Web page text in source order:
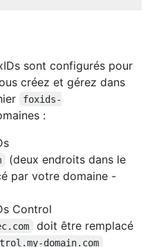
sont configurés pour
créez et gérez dans
foxids-
:
(deux endroits dans le
par votre domaine -
Control
doit être remplacé
domain.com